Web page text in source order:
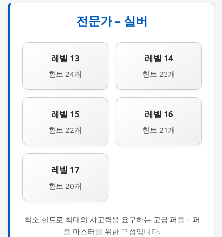
전문가 – 실버
레벨 13
힌트 24개
레벨 14
힌트 23개
레벨 15
힌트 22개
레벨 16
힌트 21개
레벨 17
힌트 20개
최소 힌트로 최대의 사고력을 요구하는 고급 퍼즐 – 퍼
즐 마스터를 위한 구성입니다.